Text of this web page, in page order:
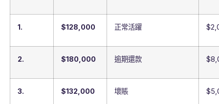
1. $128,000 正常活躍
2. $180,000 逾期還款
3. $132,000 壞賬